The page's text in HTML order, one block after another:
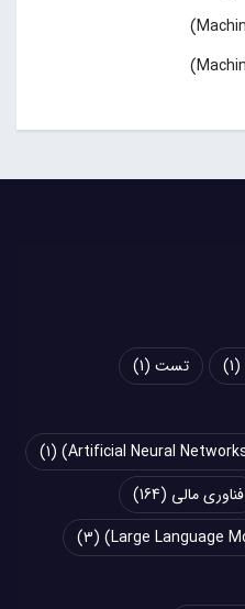
(1) تست (1)
(1)
فناوری مالی (164)
(3)